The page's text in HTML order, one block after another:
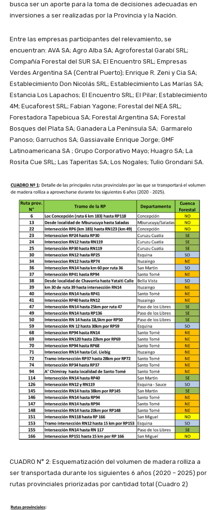
busca ser un aporte para la toma de decisiones adecuadas en
inversiones a ser realizadas por la Provincia y la Nación.
Entre las empresas participantes del relevamiento, se
encuentran: AVA SA; Agro Alba SA; Agroforestal Garabí SRL;
Compañía Forestal del SUR SA; El Encuentro SRL; Empresas
Verdes Argentina SA (Central Puerto); Enrique R. Zeni y Cia SA;
Establecimiento Don Nicolás SRL; Establecimiento Las Marías SA;
Estancia Los Lapachos; El Encuentro SRL; El Pilar; Establecimiento
4M; Eucaforest SRL; Fabian Yagone; Forestal del NEA SRL;
Forestadora Tapebicua SA; Forestal Argentina SA; Forestal
Bosques del Plata SA; Ganadera La Península SA; Garmarelo
Panoso; Garruchos SA; Gassiavaile Enrique Jorge; GMF
Latinoamericana SA ; Grupo Corporativo Mayo; Huagro SA; La
Rosita Cue SRL; Las Taperitas SA; Los Nogales; Tulio Grondani SA.
CUADRO N° 2: Esquematización del volumen de madera rolliza a
ser transportada durante los siguientes 6 años (2020 – 2025) por
rutas provinciales priorizadas por cantidad total (Cuadro 2)